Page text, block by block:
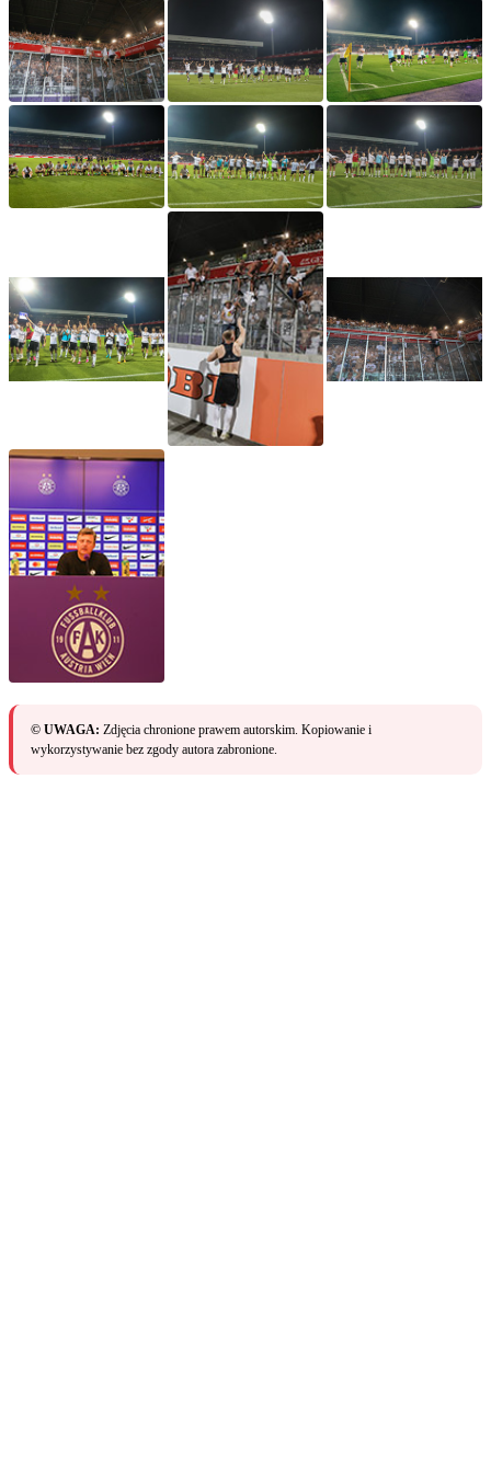
© UWAGA: Zdjęcia chronione prawem autorskim. Kopiowanie i
wykorzystywanie bez zgody autora zabronione.